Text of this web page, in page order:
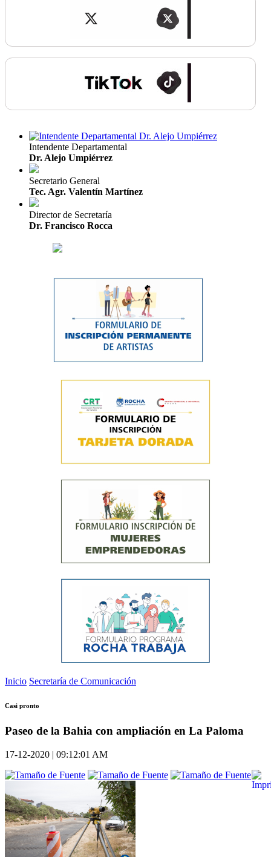
Intendente Departamental
Dr. Alejo Umpiérrez
Secretario General
Tec. Agr. Valentín Martínez
Director de Secretaría
Dr. Francisco Rocca
Inicio Secretaría de Comunicación
Casi pronto
Paseo de la Bahia con ampliación en La Paloma
17-12-2020 | 09:12:01 AM